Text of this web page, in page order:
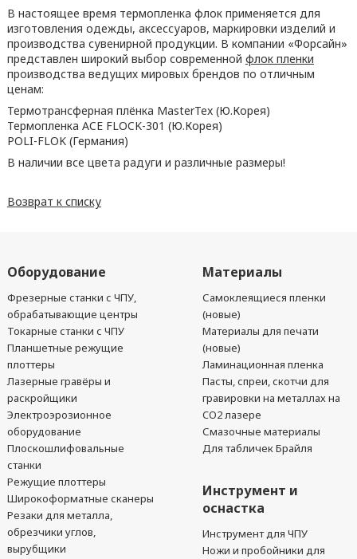
В настоящее время термопленка флок применяется для
изготовления одежды, аксессуаров, маркировки изделий и
производства сувенирной продукции. В компании «Форсайн»
представлен широкий выбор современной флок пленки
производства ведущих мировых брендов по отличным
ценам:
Термотрансферная плёнка MasterTex (Ю.Корея)
Термопленка ACE FLOCK-301 (Ю.Корея)
POLI-FLOK (Германия)
В наличии все цвета радуги и различные размеры!
Возврат к списку
Оборудование
Фрезерные станки с ЧПУ,
обрабатывающие центры
Токарные станки с ЧПУ
Планшетные режущие
плоттеры
Лазерные гравёры и
раскройщики
Электроэрозионное
оборудование
Плоскошлифовальные
станки
Режущие плоттеры
Широкоформатные сканеры
Резаки для металла,
обрезчики углов,
вырубщики
Материалы
Самоклеящиеся пленки
(новые)
Материалы для печати
(новые)
Ламинационная пленка
Пасты, спреи, скотчи для
гравировки на металлах на
CO2 лазере
Смазочные материалы
Для табличек Брайля
Инструмент и
оснастка
Инструмент для ЧПУ
Ножи и пробойники для